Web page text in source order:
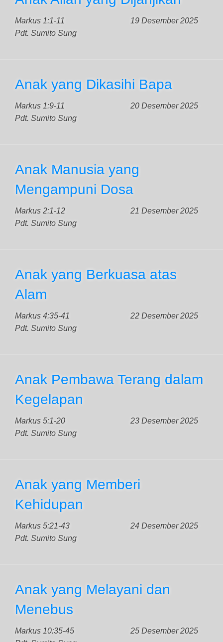
Markus 1:1-11
19 Desember 2025
Pdt. Sumito Sung
Anak yang Dikasihi Bapa
Markus 1:9-11
20 Desember 2025
Pdt. Sumito Sung
Anak Manusia yang
Mengampuni Dosa
Markus 2:1-12
21 Desember 2025
Pdt. Sumito Sung
Anak yang Berkuasa atas
Alam
Markus 4:35-41
22 Desember 2025
Pdt. Sumito Sung
Anak Pembawa Terang dalam
Kegelapan
Markus 5:1-20
23 Desember 2025
Pdt. Sumito Sung
Anak yang Memberi
Kehidupan
Markus 5:21-43
24 Desember 2025
Pdt. Sumito Sung
Anak yang Melayani dan
Menebus
Markus 10:35-45
25 Desember 2025